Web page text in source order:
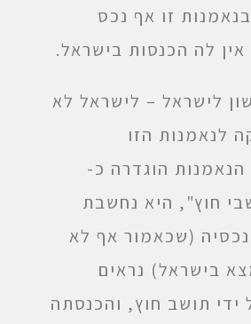
זו אף נכס
לה הכנסות בישראל.
לישראל – לישראל לא
לנאמנות הזו
הנאמנות הוגדרה כ-
חוץ", היא נחשבת
(שכאמור אף לא
בישראל) נראים
ידי תושב חוץ, והכנסתה